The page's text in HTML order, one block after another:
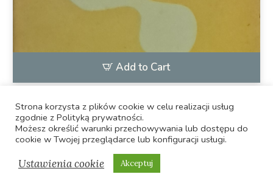
Add to Cart
ANTYKWARIAT,Psychologia i pedagogika
Wielki spór o psychikę
16,00zł
Strona korzysta z plików cookie w celu realizacji usług
zgodnie z Polityką prywatności.
Możesz określić warunki przechowywania lub dostępu do
cookie w Twojej przeglądarce lub konfiguracji usługi.
Ustawienia cookie Akceptuj